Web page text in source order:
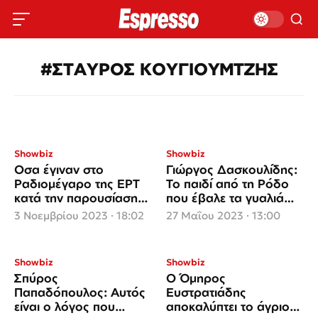
#ΣΤΑΥΡΟΣ ΚΟΥΓΙΟΥΜΤΖΗΣ
Showbiz
Οσα έγιναν στο
Ραδιομέγαρο της ΕΡΤ
κατά την παρουσίαση
του νέου άλμπουμ της
Νάνας Μούσχουρη
3 Νοεμβρίου 2023 · 18:02
Showbiz
Γιώργος Δασκουλίδης:
Το παιδί από τη Ρόδο
που έβαλε τα γυαλιά
στις φίρμες της πίστας
27 Μαΐου 2023 · 13:00
Showbiz
Σπύρος
Παπαδόπουλος: Αυτός
είναι ο λόγος που
Showbiz
Ο Όμηρος
Ευστρατιάδης
αποκαλύπτει το άγριο